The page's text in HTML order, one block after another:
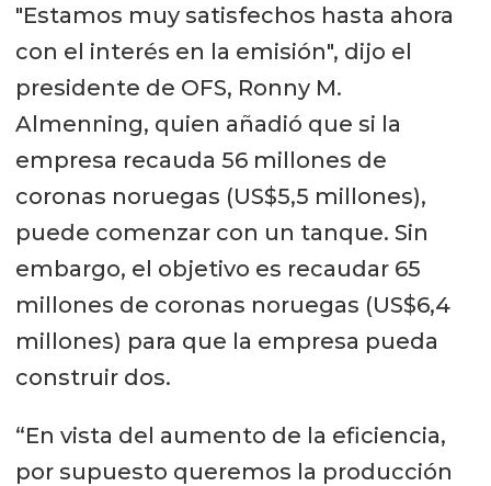
"Estamos muy satisfechos hasta ahora
con el interés en la emisión", dijo el
presidente de OFS, Ronny M.
Almenning, quien añadió que si la
empresa recauda 56 millones de
coronas noruegas (US$5,5 millones),
puede comenzar con un tanque. Sin
embargo, el objetivo es recaudar 65
millones de coronas noruegas (US$6,4
millones) para que la empresa pueda
construir dos.
“En vista del aumento de la eficiencia,
por supuesto queremos la producción